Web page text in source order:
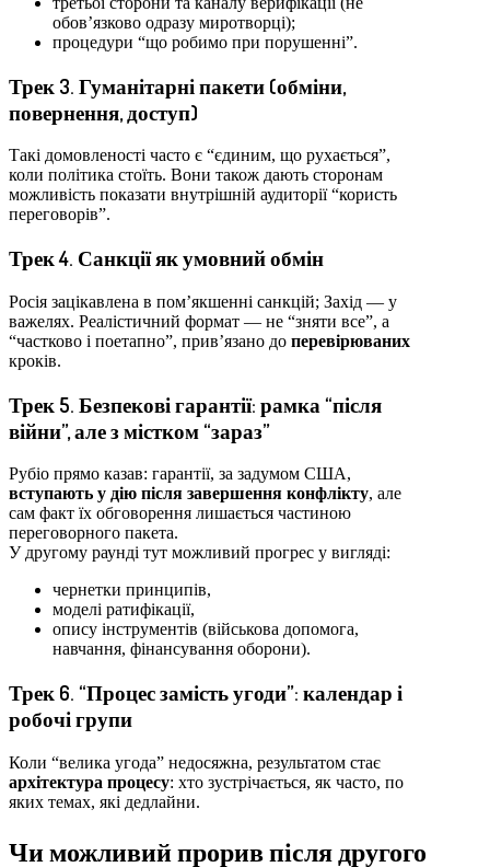
обов’язково одразу миротворці);
процедури “що робимо при порушенні”.
Трек 3. Гуманітарні пакети (обміни,
повернення, доступ)
Такі домовленості часто є “єдиним, що рухається”,
коли політика стоїть. Вони також дають сторонам
можливість показати внутрішній аудиторії “користь
переговорів”.
Трек 4. Санкції як умовний обмін
Росія зацікавлена в пом’якшенні санкцій; Захід — у
важелях. Реалістичний формат — не “зняти все”, а
“частково і поетапно”, прив’язано до перевірюваних
кроків.
Трек 5. Безпекові гарантії: рамка “після
війни”, але з містком “зараз”
Рубіо прямо казав: гарантії, за задумом США,
вступають у дію після завершення конфлікту, але
сам факт їх обговорення лишається частиною
переговорного пакета.
У другому раунді тут можливий прогрес у вигляді:
чернетки принципів,
моделі ратифікації,
опису інструментів (військова допомога,
навчання, фінансування оборони).
Трек 6. “Процес замість угоди”: календар і
робочі групи
Коли “велика угода” недосяжна, результатом стає
архітектура процесу: хто зустрічається, як часто, по
яких темах, які дедлайни.
Чи можливий прорив після другого